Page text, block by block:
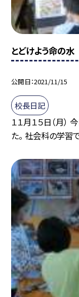
とどけよう命の水
公開日 2021/11/15
校長日記
１１月１５日（月
た。 社会科の学習